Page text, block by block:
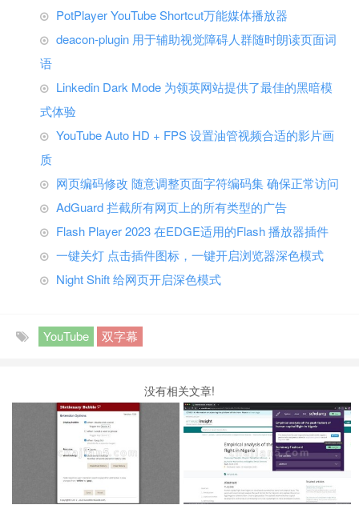
PotPlayer YouTube Shortcut万能媒体播放器
deacon-plugin 用于辅助视觉障碍人群随时朗读页面词
语
Linkedin Dark Mode 为领英网站提供了最佳的黑暗模
式体验
YouTube Auto HD + FPS 设置油管视频合适的影片画
质
网页编码修改 随意调整页面字符编码集 确保正常访问
AdGuard 拦截所有网页上的所有类型的广告
Flash Player 2023 在EDGE适用的Flash 播放器插件
一键关灯 点击插件图标，一键开启浏览器深色模式
Night Shift 给网页开启深色模式
YouTube 双字幕
没有相关文章!